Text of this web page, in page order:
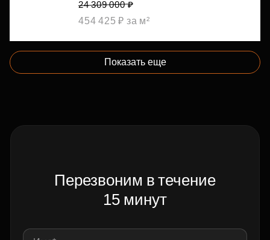
24 309 000 ₽
454 425 ₽ за м²
Показать еще
Перезвоним в течение
15 минут